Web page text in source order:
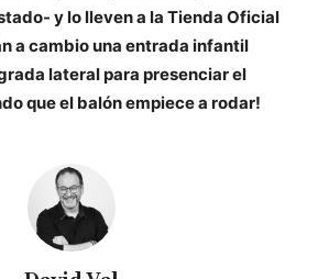
y lo lleven a la Tienda Oficial
a cambio una entrada infantil
lateral para presenciar el
que el balón empiece a rodar!